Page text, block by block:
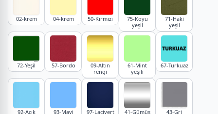
02-krem 04-krem 50-Kırmızı
75-Koyu
yeşil
71-Haki
yeşil
72-Yeşil 57-Bordo
09-Altın
rengi
61-Mint
yeşili
67-Turkuaz
92-Açık
93-Mavi 97-Lacivert 41-Gümüş 43-Gri